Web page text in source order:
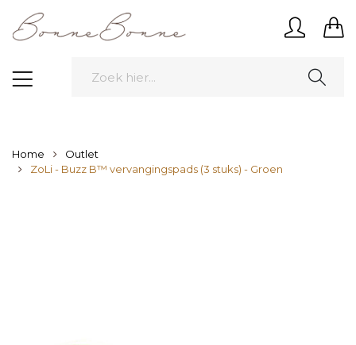
Home
Outlet
ZoLi - Buzz B™ vervangingspads (3 stuks) - Groen